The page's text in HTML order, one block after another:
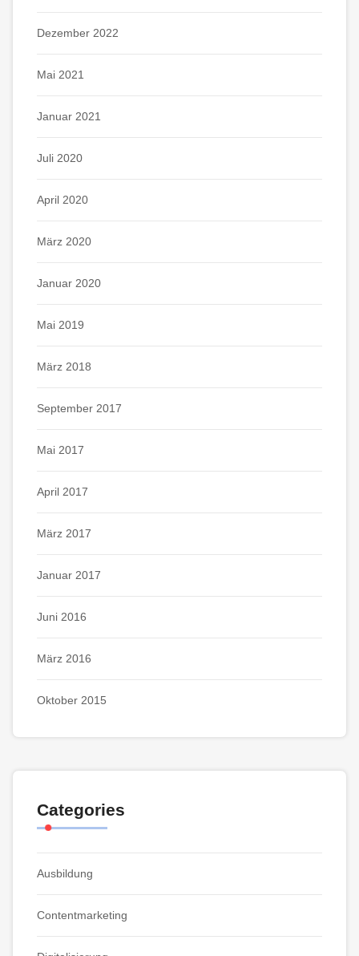
Dezember 2022
Mai 2021
Januar 2021
Juli 2020
April 2020
März 2020
Januar 2020
Mai 2019
März 2018
September 2017
Mai 2017
April 2017
März 2017
Januar 2017
Juni 2016
März 2016
Oktober 2015
Categories
Ausbildung
Contentmarketing